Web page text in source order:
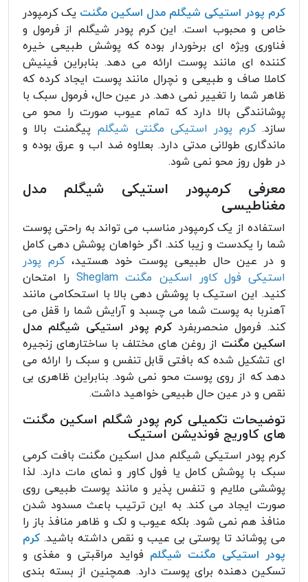
کرم پودر استیکی شیگلم مدل اسکین مگنت یک کرمپودر
خاص و محبوب است. این کرم پودر شیگلم از فرمول و
فناوری ویژه ای برخوردار بوده که پوشش طبیعی خیره
کننده ای مانند پوست ارائه می دهد. بنابراین فینیش
کاملا صاف و طبیعی و نچرال مانند پوست ایجاد کرده که
ظاهر شما را تغییر نمی دهد. در عین حال، فرمول سبک با
پوشانندگی بالا دارد که تمام عیوب صورت را محو می
سازد.کرم پودر استیکی مگنتی شیگلم پیگمنت بالا و
ماندگاری طولانی مدتی دارد. بعلاوه ضد اب و عرق بوده و
در طول روز محو نمی شود.
معرفی کرمپودر استیکی شیگلم مدل
مغناطیسی
استفاده از یک کرمپودر مناسب می تواند به راحتی پوست
شما را یکدست و زیبا کند. اگر خواهان پوشش دهی کامل
و در عین حال طبیعی پوست خود هستید،کرم پودر
استیکی فول کاور اسکین مگنت Sheglam
را امتحان
کنید. این استیک با پوشش دهی بالا با استحکامی مانند
آهنربا به پوست شما می چسبد و آرایش شما را قفل می
کند. فرمول منحصربفرد کرم پودر استیکی شیگلم مدل
اسکین مگنت از روغن های مختلف با ساختارهای زنجیره
ای تشکیل شده که بافتی قابل تنفس و سبک را ارائه می
دهد که از روی پوست محو نمی شود. بنابراین ظاهری بی
نقص و در عین حال طبیعی خواهید داشت.
توضیحات تکمیلی کرم پودر شگلم اسکین مگنت
های کاوریج فوندیشن استیک
کرم پودر استیکی شیگلم مدل اسکین مگنت بافت کرمی
سبک با پوشش کامل یا فول کاور و نمای مات دارد. لذا
پوششی ملایم و تنفس پذیر و مانند پوست طبیعی روی
صورت ایجاد می کند. به این ترتیب باعث مسدود شدن
منافذ هم نمی شود. بلکه عیوب و لک و ظاهر منافذ باز را
می پوشاند تا پوستی بی عیب و نقص داشته باشید. کرم
پودر استیکی مگنت شیگلم فواید مراقبتی و مغذی و
تسکین دهنده برای پوست دارد. همچنین از بسته بندی